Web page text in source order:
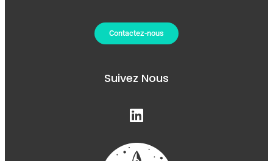
Contactez-nous
Suivez Nous